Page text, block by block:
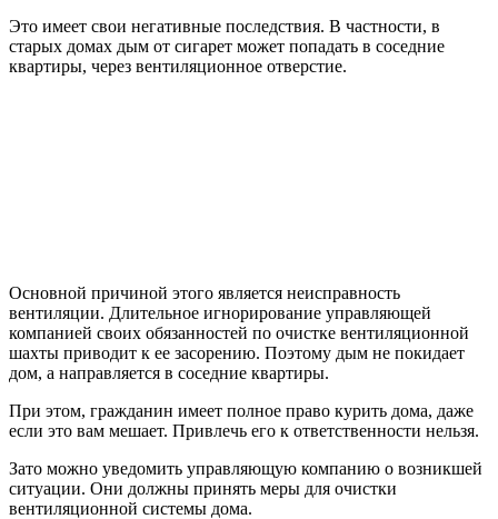
Это имеет свои негативные последствия. В частности, в
старых домах дым от сигарет может попадать в соседние
квартиры, через вентиляционное отверстие.
Основной причиной этого является неисправность
вентиляции. Длительное игнорирование управляющей
компанией своих обязанностей по очистке вентиляционной
шахты приводит к ее засорению. Поэтому дым не покидает
дом, а направляется в соседние квартиры.
При этом, гражданин имеет полное право курить дома, даже
если это вам мешает. Привлечь его к ответственности нельзя.
Зато можно уведомить управляющую компанию о возникшей
ситуации. Они должны принять меры для очистки
вентиляционной системы дома.